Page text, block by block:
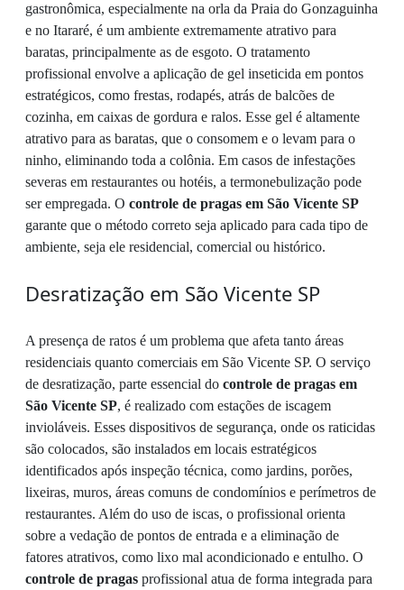
gastronômica, especialmente na orla da Praia do Gonzaguinha
e no Itararé, é um ambiente extremamente atrativo para
baratas, principalmente as de esgoto. O tratamento
profissional envolve a aplicação de gel inseticida em pontos
estratégicos, como frestas, rodapés, atrás de balcões de
cozinha, em caixas de gordura e ralos. Esse gel é altamente
atrativo para as baratas, que o consomem e o levam para o
ninho, eliminando toda a colônia. Em casos de infestações
severas em restaurantes ou hotéis, a termonebulização pode
ser empregada. O controle de pragas em São Vicente SP
garante que o método correto seja aplicado para cada tipo de
ambiente, seja ele residencial, comercial ou histórico.
Desratização em São Vicente SP
A presença de ratos é um problema que afeta tanto áreas
residenciais quanto comerciais em São Vicente SP. O serviço
de desratização, parte essencial do controle de pragas em
São Vicente SP, é realizado com estações de iscagem
invioláveis. Esses dispositivos de segurança, onde os raticidas
são colocados, são instalados em locais estratégicos
identificados após inspeção técnica, como jardins, porões,
lixeiras, muros, áreas comuns de condomínios e perímetros de
restaurantes. Além do uso de iscas, o profissional orienta
sobre a vedação de pontos de entrada e a eliminação de
fatores atrativos, como lixo mal acondicionado e entulho. O
controle de pragas profissional atua de forma integrada para